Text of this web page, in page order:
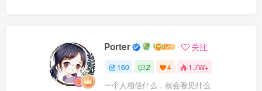
Porter 关注
160 2 4 1.7W+
一个人相信什么，就会看见什么